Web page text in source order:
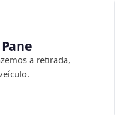
a retirada,